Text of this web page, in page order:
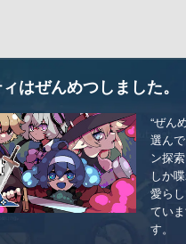
はぜんめつしました。
“ぜん
選ん
ン探
しか
愛ら
てい
す。